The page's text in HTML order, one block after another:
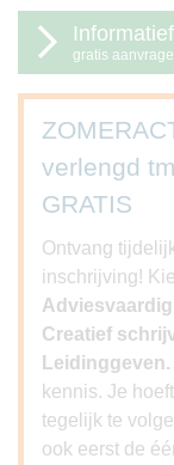
gratis
verlengd
GRATIS
Ontvang
inschrijving!
Creatief
Leidinggeven.
kennis. Je
tegelijk te
ook eerst de